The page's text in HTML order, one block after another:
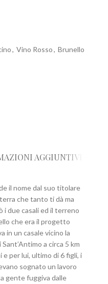
, Vino Rosso, Brunello
AGGIUNTIVE
il nome dal suo titolare
che tanto ti dà ma
due casali ed il terreno
che era il progetto
in un casale vicino la
a circa 5 km
per lui, ultimo di 6 figli, i
sognato un lavoro
gente fuggiva dalle